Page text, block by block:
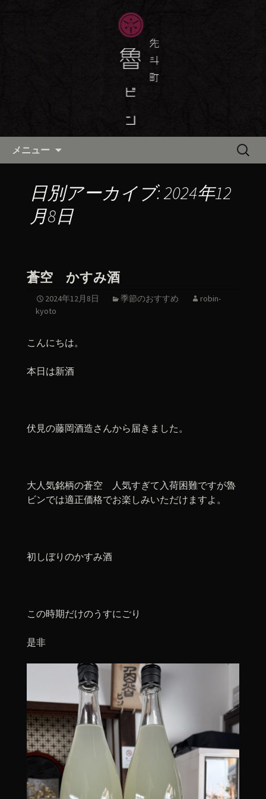
京都・先斗町の京料理・和食
「魯ビン（ろびん）」の公式ブ
京都・先斗町の京町家で美味しい季節
の京料理・和食が自慢の「魯ビン（ろ
びん）」がお店からのお知らせや、お
料理について最新情報をおとどけしま
メニュー
検
日別アーカイブ: 2024年12
月8日
蒼空 かすみ酒
2024年12月8日 季節のおすすめ
robin-
kyoto
こんにちは。
本日は新酒
伏見の藤岡酒造さんから届きました。
大人気銘柄の蒼空 人気すぎて入荷困難ですが魯
ビンでは適正価格でお楽しみいただけますよ。
初しぼりのかすみ酒
この時期だけのうすにごり
是非